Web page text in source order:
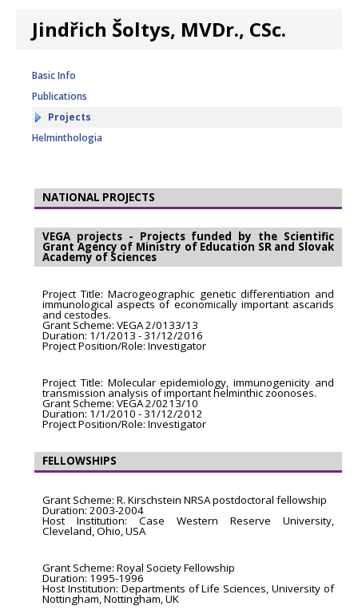
Jindřich Šoltys, MVDr., CSc.
Basic Info
Publications
Projects
Helminthologia
NATIONAL PROJECTS
VEGA projects - Projects funded by the Scientific
Grant Agency of Ministry of Education SR and Slovak
Academy of Sciences
Project Title: Macrogeographic genetic differentiation and
immunological aspects of economically important ascarids
and cestodes.
Grant Scheme: VEGA 2/0133/13
Duration: 1/1/2013 - 31/12/2016
Project Position/Role: Investigator
Project Title: Molecular epidemiology, immunogenicity and
transmission analysis of important helminthic zoonoses.
Grant Scheme: VEGA 2/0213/10
Duration: 1/1/2010 - 31/12/2012
Project Position/Role: Investigator
FELLOWSHIPS
Grant Scheme: R. Kirschstein NRSA postdoctoral fellowship
Duration: 2003-2004
Host Institution: Case Western Reserve University,
Cleveland, Ohio, USA
Grant Scheme: Royal Society Fellowship
Duration: 1995-1996
Host Institution: Departments of Life Sciences, University of
Nottingham, Nottingham, UK